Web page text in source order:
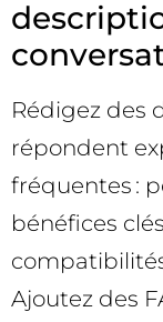
Rédigez des
répondent
fréquentes :
bénéfices
Ajoutez des